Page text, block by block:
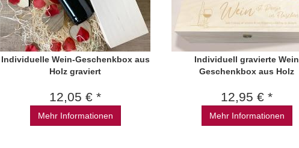
Individuelle Wein-Geschenkbox aus
Holz graviert
12,05 € *
Mehr Informationen
Individuell gravierte Wein
Geschenkbox aus Holz
12,95 € *
Mehr Informationen